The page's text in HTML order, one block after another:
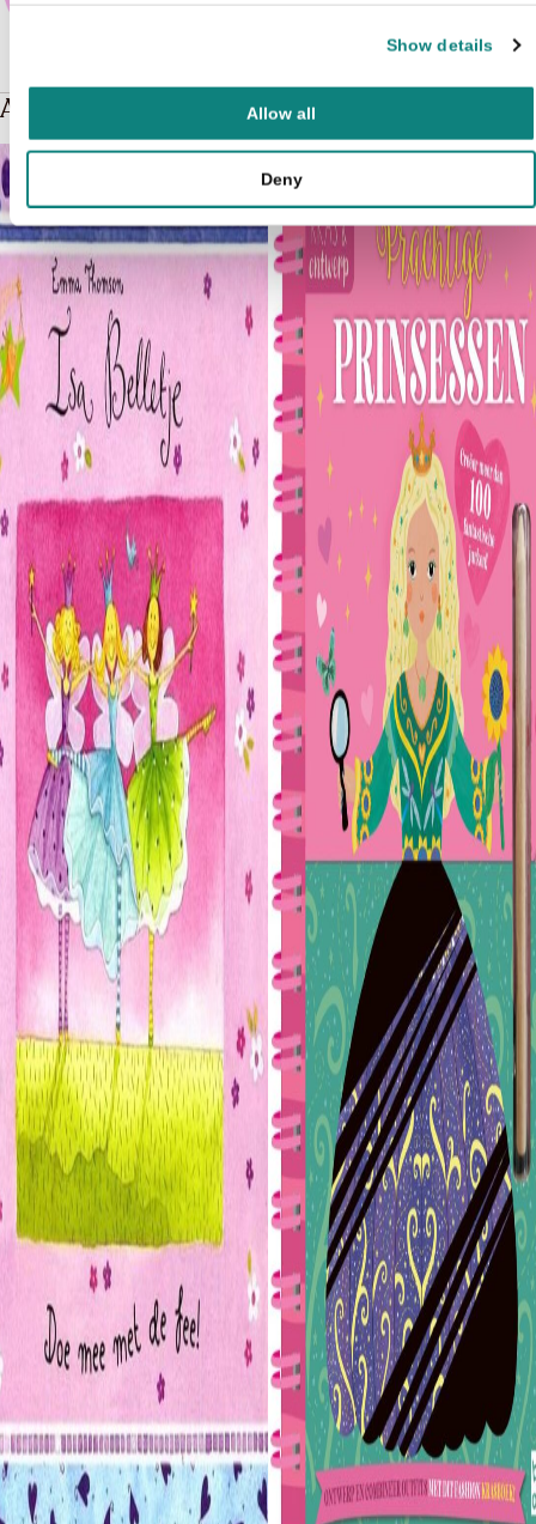
Show details
Allow all
Deny
Andere boeken over Prinsessen